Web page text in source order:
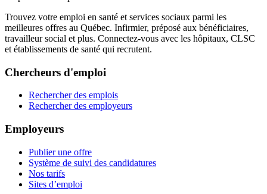
Trouvez votre emploi en santé et services sociaux parmi les
meilleures offres au Québec. Infirmier, préposé aux bénéficiaires,
travailleur social et plus. Connectez-vous avec les hôpitaux, CLSC
et établissements de santé qui recrutent.
Chercheurs d'emploi
Rechercher des emplois
Rechercher des employeurs
Employeurs
Publier une offre
Système de suivi des candidatures
Nos tarifs
Sites d’emploi